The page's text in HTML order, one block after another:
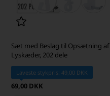
Sæt med Beslag til Opsætning af
Lyskæder, 202 dele
Laveste stykpris: 49,00 DKK
69,00 DKK